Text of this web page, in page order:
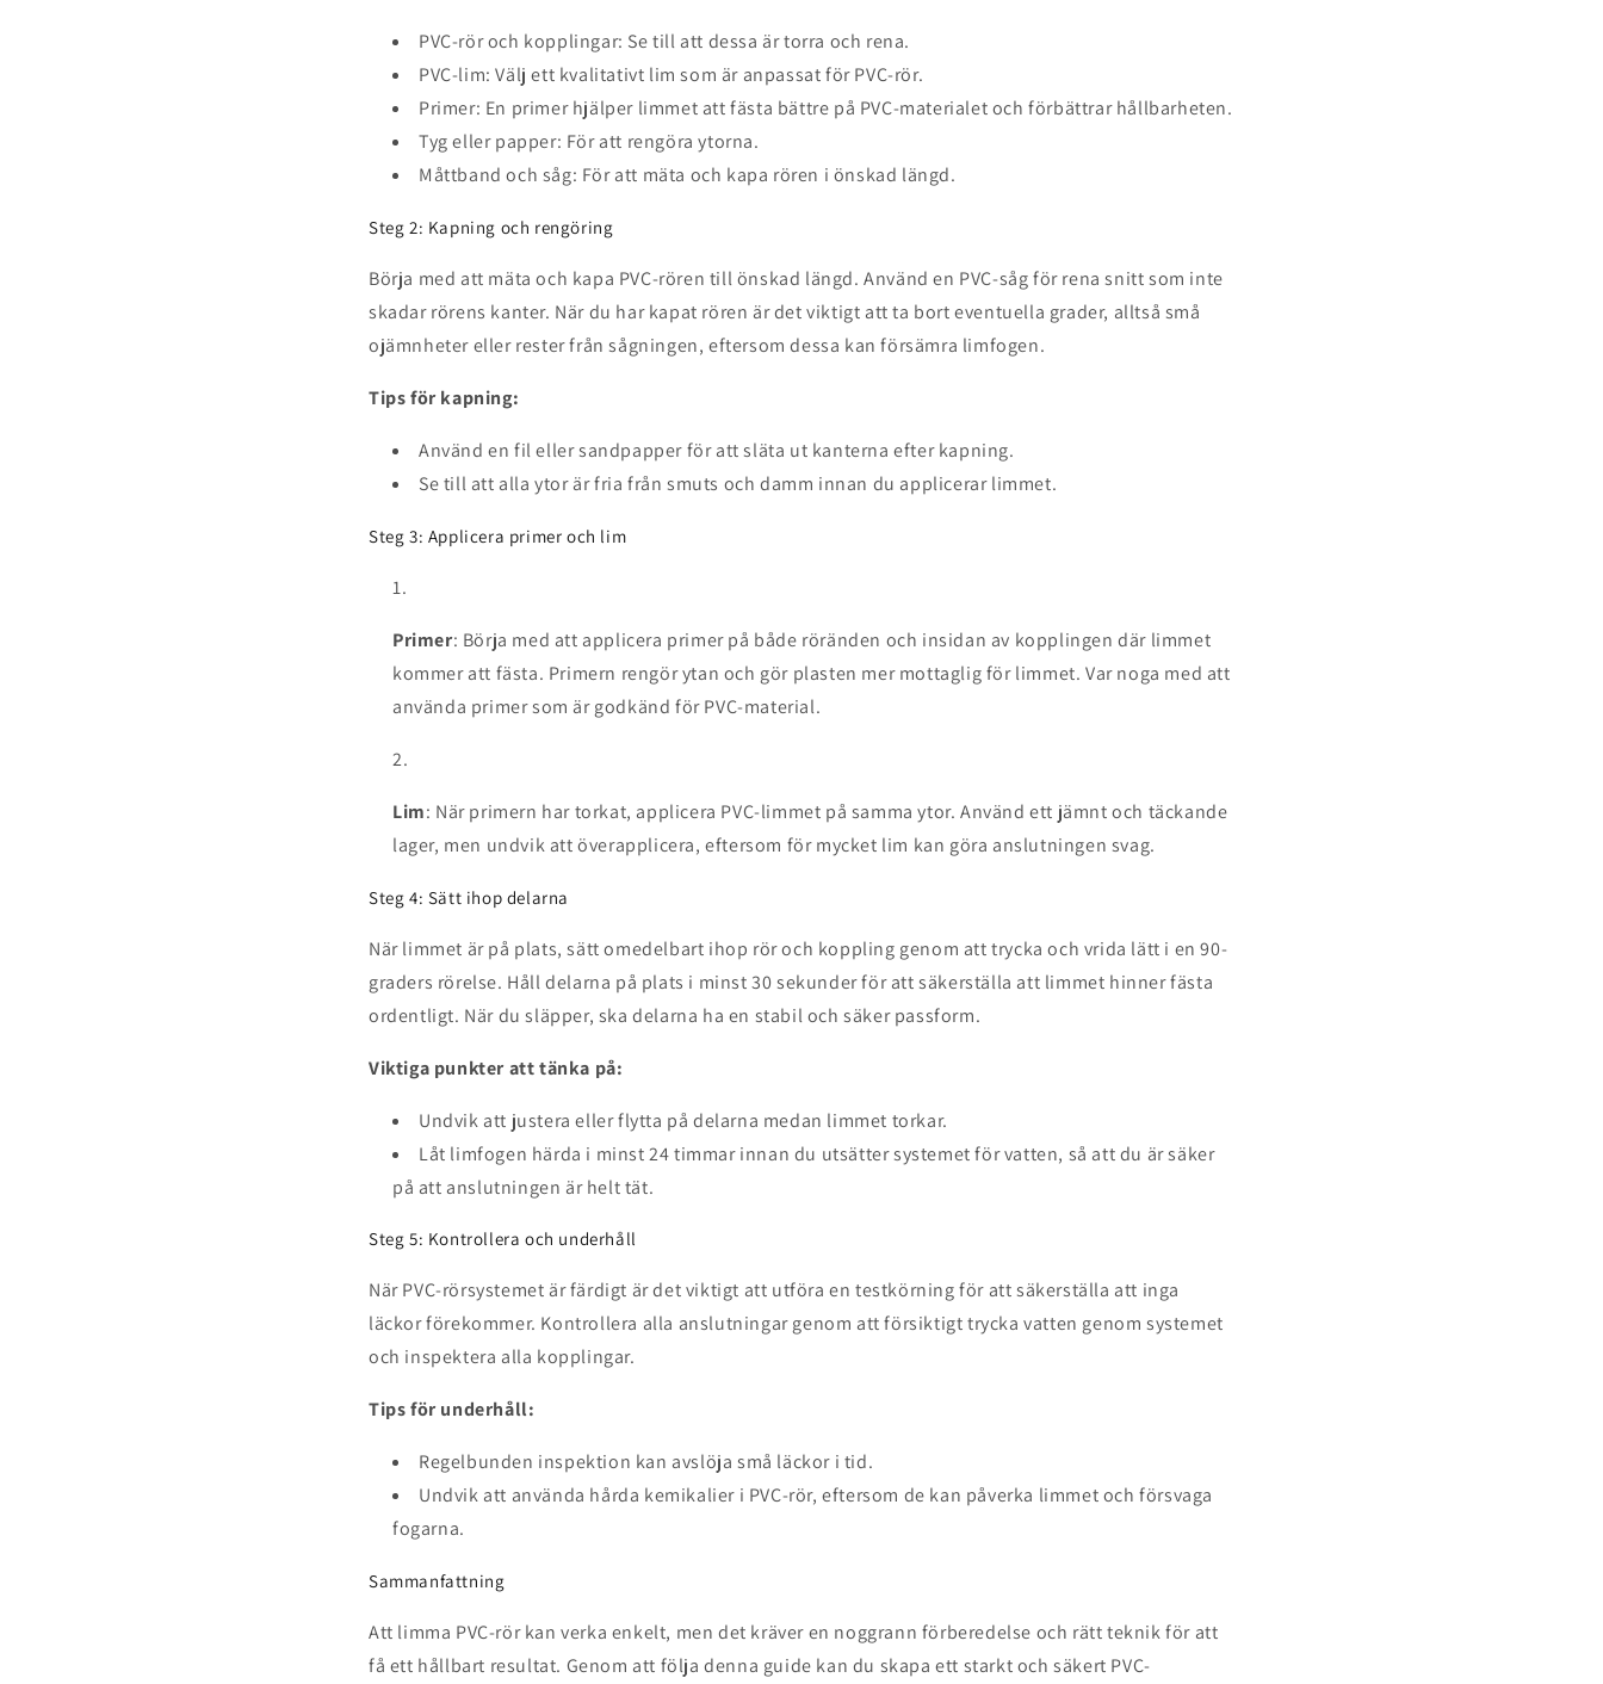
PVC-rör och kopplingar: Se till att dessa är torra och rena.
PVC-lim: Välj ett kvalitativt lim som är anpassat för PVC-rör.
Primer: En primer hjälper limmet att fästa bättre på PVC-materialet och förbättrar hållbarheten.
Tyg eller papper: För att rengöra ytorna.
Måttband och såg: För att mäta och kapa rören i önskad längd.
Steg 2: Kapning och rengöring
Börja med att mäta och kapa PVC-rören till önskad längd. Använd en PVC-såg för rena snitt som inte
skadar rörens kanter. När du har kapat rören är det viktigt att ta bort eventuella grader, alltså små
ojämnheter eller rester från sågningen, eftersom dessa kan försämra limfogen.
Tips för kapning:
Använd en fil eller sandpapper för att släta ut kanterna efter kapning.
Se till att alla ytor är fria från smuts och damm innan du applicerar limmet.
Steg 3: Applicera primer och lim
Primer: Börja med att applicera primer på både röränden och insidan av kopplingen där limmet
kommer att fästa. Primern rengör ytan och gör plasten mer mottaglig för limmet. Var noga med att
använda primer som är godkänd för PVC-material.
Lim: När primern har torkat, applicera PVC-limmet på samma ytor. Använd ett jämnt och täckande
lager, men undvik att överapplicera, eftersom för mycket lim kan göra anslutningen svag.
Steg 4: Sätt ihop delarna
När limmet är på plats, sätt omedelbart ihop rör och koppling genom att trycka och vrida lätt i en 90-
graders rörelse. Håll delarna på plats i minst 30 sekunder för att säkerställa att limmet hinner fästa
ordentligt. När du släpper, ska delarna ha en stabil och säker passform.
Viktiga punkter att tänka på:
Undvik att justera eller flytta på delarna medan limmet torkar.
Låt limfogen härda i minst 24 timmar innan du utsätter systemet för vatten, så att du är säker
på att anslutningen är helt tät.
Steg 5: Kontrollera och underhåll
När PVC-rörsystemet är färdigt är det viktigt att utföra en testkörning för att säkerställa att inga
läckor förekommer. Kontrollera alla anslutningar genom att försiktigt trycka vatten genom systemet
och inspektera alla kopplingar.
Tips för underhåll:
Regelbunden inspektion kan avslöja små läckor i tid.
Undvik att använda hårda kemikalier i PVC-rör, eftersom de kan påverka limmet och försvaga
fogarna.
Sammanfattning
Att limma PVC-rör kan verka enkelt, men det kräver en noggrann förberedelse och rätt teknik för att
få ett hållbart resultat. Genom att följa denna guide kan du skapa ett starkt och säkert PVC-